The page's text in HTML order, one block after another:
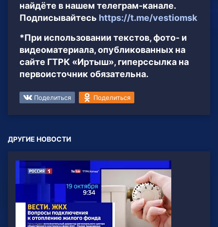
найдёте в нашем телеграм-канале.
Подписывайтесь https://t.me/vestiomsk
*При использовании текстов, фото- и
видеоматериала, опубликованных на
сайте ГТРК «Иртыш», гиперссылка на
первоисточник обязательна.
Поделиться Поделиться
ДРУГИЕ НОВОСТИ